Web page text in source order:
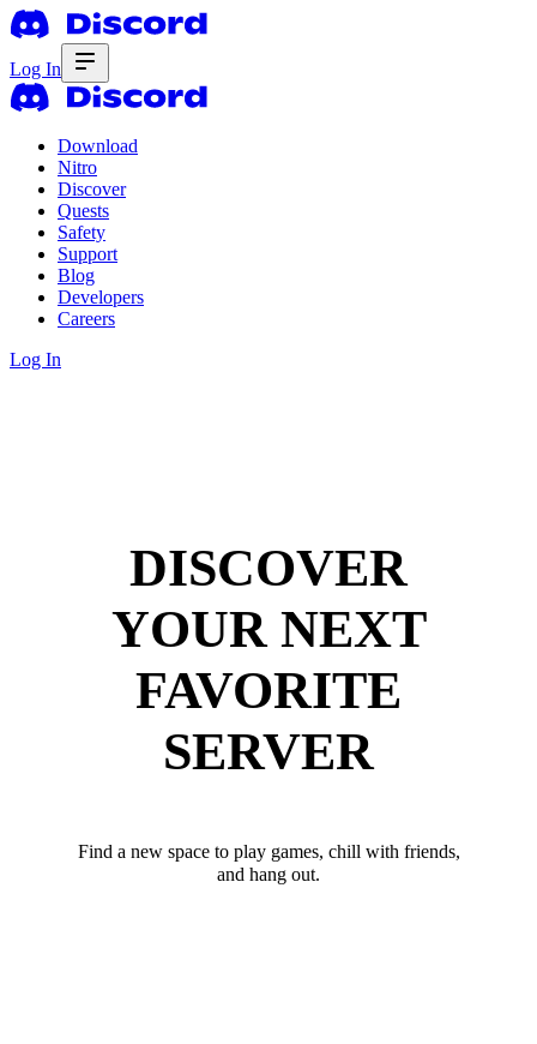
Log In
Download
Nitro
Discover
Quests
Safety
Support
Blog
Developers
Careers
Log In
DISCOVER
YOUR NEXT
FAVORITE
SERVER
Find a new space to play games, chill with friends,
and hang out.